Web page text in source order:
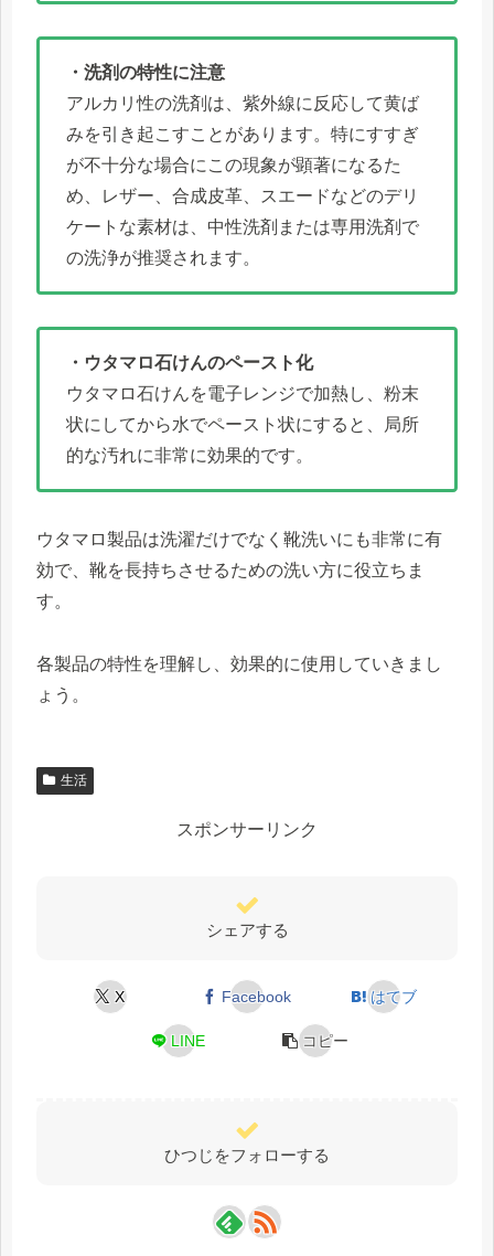
・洗剤の特性に注意
アルカリ性の洗剤は、紫外線に反応して黄ば
みを引き起こすことがあります。特にすすぎ
が不十分な場合にこの現象が顕著になるた
め、レザー、合成皮革、スエードなどのデリ
ケートな素材は、中性洗剤または専用洗剤で
の洗浄が推奨されます。
・ウタマロ石けんのペースト化
ウタマロ石けんを電子レンジで加熱し、粉末
状にしてから水でペースト状にすると、局所
的な汚れに非常に効果的です。
ウタマロ製品は洗濯だけでなく靴洗いにも非常に有
効で、靴を長持ちさせるための洗い方に役立ちま
す。
各製品の特性を理解し、効果的に使用していきまし
ょう。
生活
スポンサーリンク
シェアする
X Facebook はてブ
LINE コピー
ひつじをフォローする